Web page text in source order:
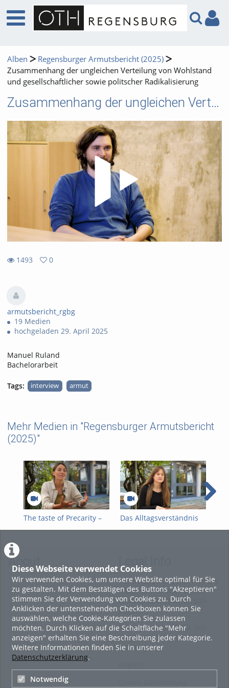
Diese Webseite verwendet Cookies
Wir verwenden Cookies, um unsere Website optimal für Sie
zu gestalten. Mit dem Bestätigen des Buttons "Akzeptieren"
stimmen Sie der Verwendung von Cookies zu. Durch
Anklicken der untenstehenden Checkboxen können Sie
auswählen, welche Cookie-Kategorien Sie zulassen
möchten. Durch Klicken auf die Schaltfläche "Mehr
anzeigen" erhalten Sie eine Beschreibung jeder Kategorie.
Weitere Informationen finden Sie in unserer
Datenschutzerklärung.
Notwendig
Alben
Regensburger Armutsbericht (2025)
Zusammenhang der ungleichen Verteilung von Wohlstand
und gesellschaftlicher sowie politscher Radikalisierung
Zusammenhang der ungleichen Verteilung von Wohlstand und gesellschaftlicher sowie politscher Radikalisierung
1493
0
armutsbericht_rgbg
19 Medien
hochgeladen 29. April 2025
Manuel Ruland
Bachelorarbeit
Tags: interview armut
Mehr Medien in "Regensburger Armutsbericht
(2025)"
The taste of Precarity –
Who cleans „our” toilets?
Das Alltagsverständnis
von Armut und
Bürgern
About Legal Info
Terms and Conditions for the
Usage of this ViMP based
website (including all sub-
pages)
Privacy Statement for this
ViMP based Website incl.
Sub-pages